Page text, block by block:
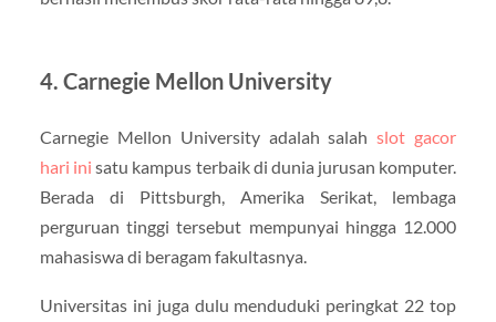
4. Carnegie Mellon University
Carnegie Mellon University adalah salahslot gacor
hari inisatu kampus terbaik di dunia jurusan komputer.
Berada di Pittsburgh, Amerika Serikat, lembaga
perguruan tinggi tersebut mempunyai hingga 12.000
mahasiswa di beragam fakultasnya.
Universitas ini juga dulu menduduki peringkat 22 top